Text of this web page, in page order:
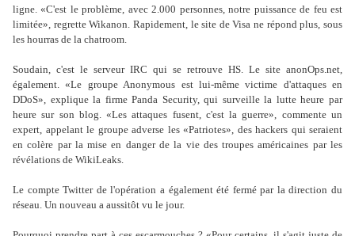
ligne. «C'est le problème, avec 2.000 personnes, notre puissance de feu est
limitée», regrette Wikanon. Rapidement, le site de Visa ne répond plus, sous
les hourras de la chatroom.
Soudain, c'est le serveur IRC qui se retrouve HS. Le site anonOps.net,
également. «Le groupe Anonymous est lui-même victime d'attaques en
DDoS», explique la firme Panda Security, qui surveille la lutte heure par
heure sur son blog. «Les attaques fusent, c'est la guerre», commente un
expert, appelant le groupe adverse les «Patriotes», des hackers qui seraient
en colère par la mise en danger de la vie des troupes américaines par les
révélations de WikiLeaks.
Le compte Twitter de l'opération a également été fermé par la direction du
réseau. Un nouveau a aussitôt vu le jour.